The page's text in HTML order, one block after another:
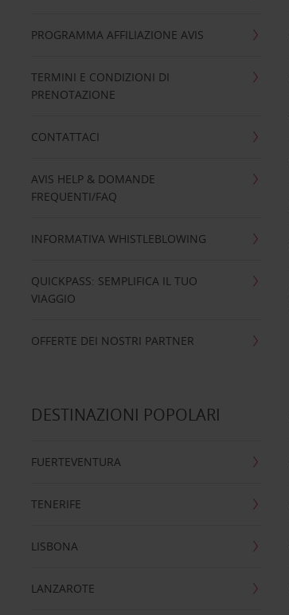
PROGRAMMA AFFILIAZIONE AVIS
TERMINI E CONDIZIONI DI
PRENOTAZIONE
CONTATTACI
AVIS HELP & DOMANDE
FREQUENTI/FAQ
INFORMATIVA WHISTLEBLOWING
QUICKPASS: SEMPLIFICA IL TUO
VIAGGIO
OFFERTE DEI NOSTRI PARTNER
DESTINAZIONI POPOLARI
FUERTEVENTURA
TENERIFE
LISBONA
LANZAROTE